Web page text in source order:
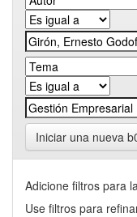
Iniciar una nueva
Adicione filtros para
Use filtros para